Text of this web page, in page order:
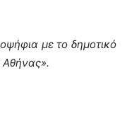
με το δημοτικό
Αθήνας».